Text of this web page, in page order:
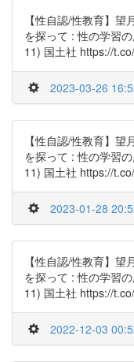
【性自認/性教育】
を探って : 性の学習
11) 国土社 https://
2023-03-26
【性自認/性教育】
を探って : 性の学習
11) 国土社 https://
2023-01-28
【性自認/性教育】
を探って : 性の学習
11) 国土社 https://
2022-12-03